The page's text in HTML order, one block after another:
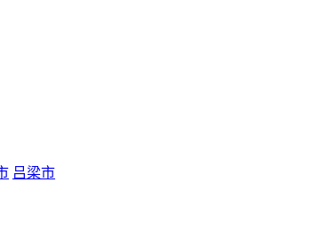
吕梁市